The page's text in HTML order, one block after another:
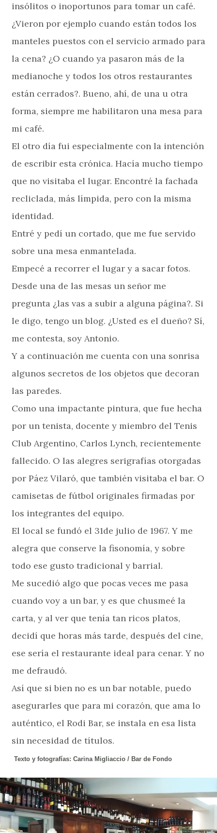
insólitos o inoportunos para tomar un café.
¿Vieron por ejemplo cuando están todos los
manteles puestos con el servicio armado para
la cena? ¿O cuando ya pasaron más de la
medianoche y todos los otros restaurantes
están cerrados?. Bueno, ahí, de una u otra
forma, siempre me habilitaron una mesa para
mi café.
El otro día fui especialmente con la intención
de escribir esta crónica. Hacía mucho tiempo
que no visitaba el lugar. Encontré la fachada
recliclada, más límpida, pero con la misma
identidad.
Entré y pedí un cortado, que me fue servido
sobre una mesa enmantelada.
Empecé a recorrer el lugar y a sacar fotos.
Desde una de las mesas un señor me
pregunta ¿las vas a subir a alguna página?. Si
le digo, tengo un blog. ¿Usted es el dueño? Sí,
me contesta, soy Antonio.
Y a continuación me cuenta con una sonrisa
algunos secretos de los objetos que decoran
las paredes.
Como una impactante pintura, que fue hecha
por un tenista, docente y miembro del Tenis
Club Argentino, Carlos Lynch, recientemente
fallecido. O las alegres serigrafías otorgadas
por Páez Vilaró, que también visitaba el bar. O
camisetas de fútbol originales firmadas por
los integrantes del equipo.
El local se fundó el 31de julio de 1967. Y me
alegra que conserve la fisonomía, y sobre
todo ese gusto tradicional y barrial.
Me sucedió algo que pocas veces me pasa
cuando voy a un bar, y es que chusmeé la
carta, y al ver que tenía tan ricos platos,
decidí que horas más tarde, después del cine,
ese sería el restaurante ideal para cenar. Y no
me defraudó.
Así que si bien no es un bar notable, puedo
asegurarles que para mi corazón, que ama lo
auténtico, el Rodi Bar, se instala en esa lista
sin necesidad de títulos.
Texto y fotografías: Carina Migliaccio / Bar de Fondo